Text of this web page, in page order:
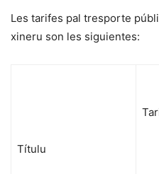
Les tarifes pal tresporte
xineru son les siguientes:
Títulu